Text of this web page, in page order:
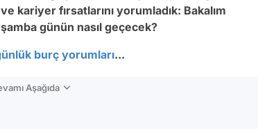
kariyer fırsatlarını yorumladık: Bakalım
günün nasıl geçecek?
burç yorumları...
Aşağıda